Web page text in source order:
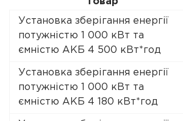
Установка зберігання енергії
потужністю 1 000 кВт та
ємністю АКБ 4 500 кВт*год
Установка зберігання енергії
потужністю 1 000 кВт та
ємністю АКБ 4 180 кВт*год